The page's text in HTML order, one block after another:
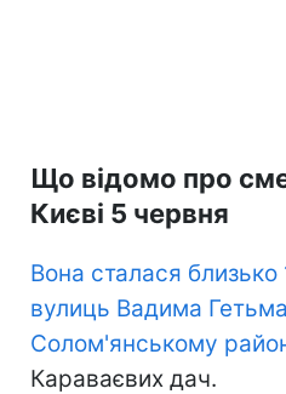
Що відомо про
Києві 5 червня
Вона сталася близько
вулиць Вадима
Солом'янському
Караваєвих дач.